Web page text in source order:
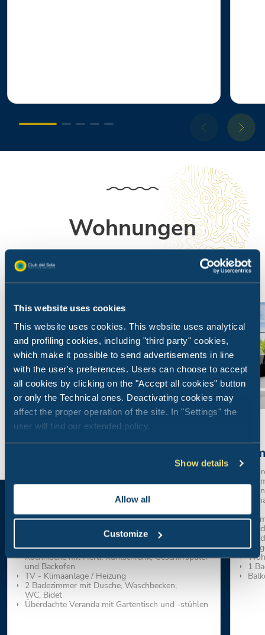
This website uses cookies
This website uses cookies. This website uses analytical
and profiling cookies, including "third party" cookies,
which make it possible to send advertisements in line
with the user's preferences. Users can choose to accept
all cookies by clicking on the "Accept all cookies" button
or only the Technical ones. Deactivating cookies may
affect the proper operation of the site. In "Settings" the
user will find our extended policy.
Show details
Allow all
Customize
Wohnungen
Hier fühlen Sie sich auch im Urlaub wie zu Hause
1 Doppelzimmer
1 Zimmer mit 2 Einzelbetten
Wohnzimmer; 1 Doppelschlafsofa im
Wohnzimmer
Kochnische mit Herd, Kühlschrank, Geschirrspüler
und Backofen
TV - Klimaanlage / Heizung
2 Badezimmer mit Dusche, Waschbecken,
WC, Bidet
Überdachte Veranda mit Gartentisch und -stühlen
60
1
1
1